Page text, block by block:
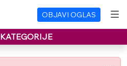
OBJAVI OGLAS
KATEGORIJE